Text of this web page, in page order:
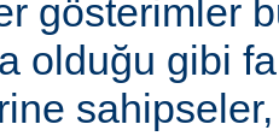
gösterimler
olduğu gibi